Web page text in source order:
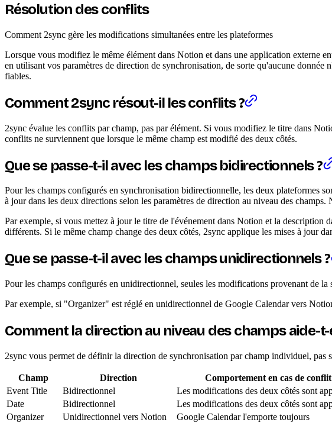
Résolution des conflits
Comment 2sync gère les modifications simultanées entre les plateformes
Lorsque vous modifiez le même élément dans Notion et dans une application externe
en utilisant vos paramètres de direction de synchronisation, de sorte qu'aucune
fiables.
Comment 2sync résout-il les conflits ?
2sync évalue les conflits par champ, pas par élément. Si vous modifiez le titre dans
conflits ne surviennent que lorsque le même champ est modifié des deux côtés.
Que se passe-t-il avec les champs bidirectionnels ?
Pour les champs configurés en synchronisation bidirectionnelle, les deux plateformes
à jour dans les deux directions selon les paramètres de direction au niveau des
Par exemple, si vous mettez à jour le titre de l'événement dans Notion et la
différents. Si le même champ change des deux côtés, 2sync applique les mises à jour
Que se passe-t-il avec les champs unidirectionnels ?
Pour les champs configurés en unidirectionnel, seules les modifications provenant de
Par exemple, si "Organizer" est réglé en unidirectionnel de Google Calendar vers
Comment la direction au niveau des champs aide-t-
2sync vous permet de définir la direction de synchronisation par champ individuel,
Champ Direction
Comportement en cas de conflit
Event Title
Bidirectionnel
Les modifications des deux côtés sont
Date
Bidirectionnel
Les modifications des deux côtés sont
Organizer
Unidirectionnel vers Notion
Google Calendar l'emporte toujours